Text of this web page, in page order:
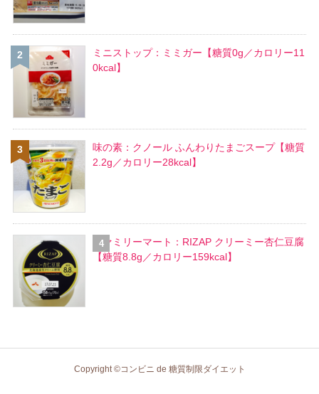
ミニストップ：ミミガー【糖質0g／カロリー11
0kcal】
味の素：クノール ふんわりたまごスープ【糖質
2.2g／カロリー28kcal】
ファミリーマート：RIZAP クリーミー杏仁豆腐
【糖質8.8g／カロリー159kcal】